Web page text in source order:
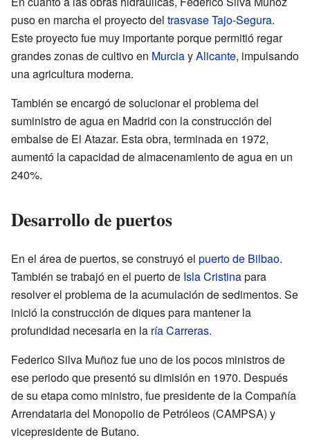
puso en marcha el proyecto del trasvase Tajo-Segura.
Este proyecto fue muy importante porque permitió regar
grandes zonas de cultivo en MurciayAlicante, impulsando
una agricultura moderna.
También se encargó de solucionar el problema del
suministro de agua en Madrid con la construcción del
embalse de El Atazar. Esta obra, terminada en 1972,
aumentó la capacidad de almacenamiento de agua en un
240%.
Desarrollo de puertos
En el área de puertos, se construyó el puerto de Bilbao.
También se trabajó en el puerto de Isla Cristinapara
resolver el problema de la acumulación de sedimentos. Se
inició la construcción de diques para mantener la
profundidad necesaria en la ría Carreras.
Federico Silva Muñoz fue uno de los pocos ministros de
ese periodo que presentó su dimisión en 1970. Después
de su etapa como ministro, fue presidente de la Compañía
Arrendataria del Monopolio de Petróleos (CAMPSA) y
vicepresidente de Butano.